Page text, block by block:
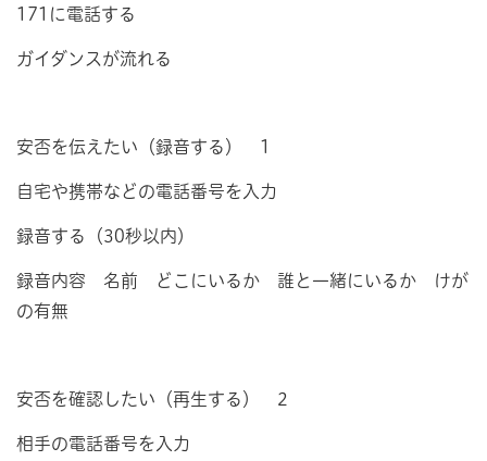
171に電話する
ガイダンスが流れる
安否を伝えたい（録音する） 1
自宅や携帯などの電話番号を入力
録音する（30秒以内）
録音内容 名前 どこにいるか 誰と一緒にいるか けが
の有無
安否を確認したい（再生する） 2
相手の電話番号を入力